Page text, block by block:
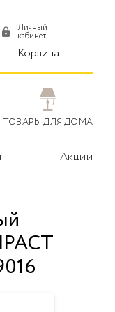
Личный
кабинет
Корзина
ТОВАРЫ ДЛЯ ДОМА
Акции